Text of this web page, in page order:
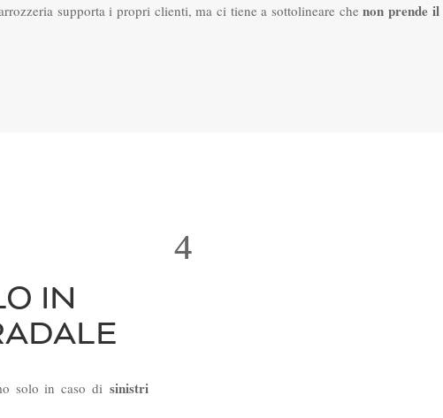
supporta i propri clienti, ma ci tiene a sottolineare chenon prende
IN
solo in caso di sinistri